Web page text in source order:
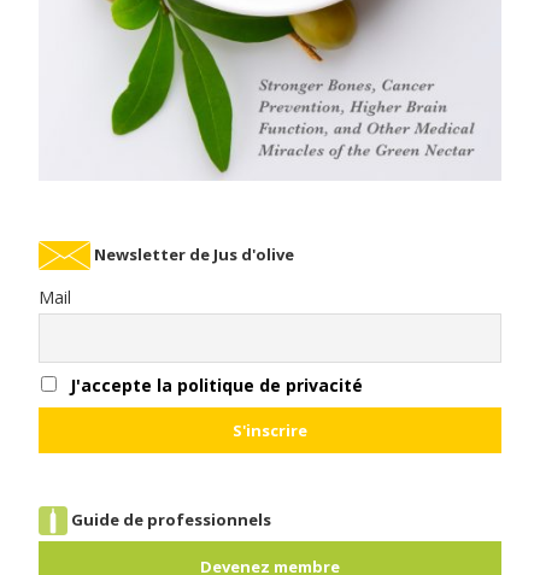
Newsletter de Jus d'olive
Mail
J'accepte la politique de privacité
Guide de professionnels
Devenez membre